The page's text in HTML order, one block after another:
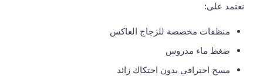
نعتمد على:
منظفات مخصصة للزجاج العاكس
ضغط ماء مدروس
مسح احترافي بدون احتكاك زائد